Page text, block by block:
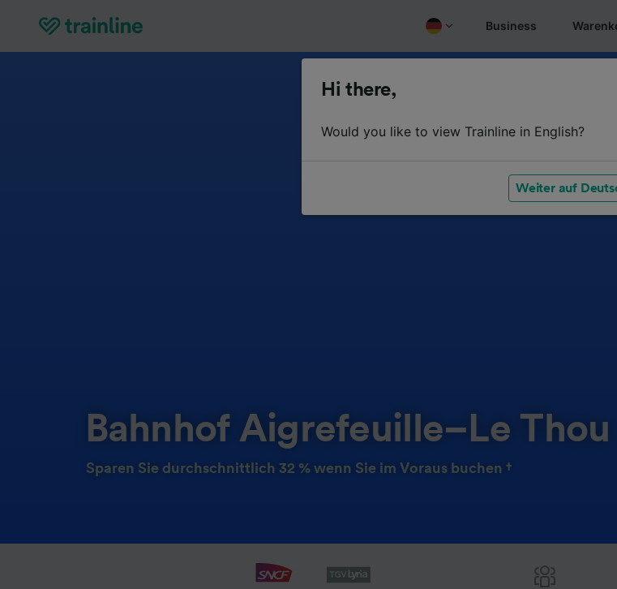
Business
Bahnhof Aigrefeuille–Le Thou
Sparen Sie durchschnittlich 32 % wenn Sie im Voraus buchen †
Hi there,
Would you like to view Trainline in English?
Weiter auf